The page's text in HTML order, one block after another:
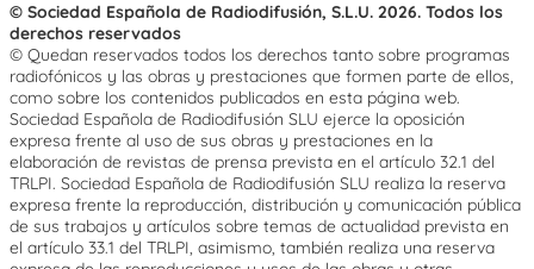
© Sociedad Española de Radiodifusión, S.L.U. 2026. Todos los
derechos reservados
© Quedan reservados todos los derechos tanto sobre programas
radiofónicos y las obras y prestaciones que formen parte de ellos,
como sobre los contenidos publicados en esta página web.
Sociedad Española de Radiodifusión SLU ejerce la oposición
expresa frente al uso de sus obras y prestaciones en la
elaboración de revistas de prensa prevista en el artículo 32.1 del
TRLPI. Sociedad Española de Radiodifusión SLU realiza la reserva
expresa frente la reproducción, distribución y comunicación pública
de sus trabajos y artículos sobre temas de actualidad prevista en
el artículo 33.1 del TRLPI, asimismo, también realiza una reserva